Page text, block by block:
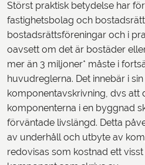
Störst praktisk betydelse har
fastighetsbolag och
bostadsrättsföreningar och i
oavsett om det är bostäder
mer än 3 miljoner* måste i
huvudreglerna. Det innebär i
komponentavskrivning, dvs att
komponenterna i en byggnad
förväntade livslängd. Detta
av underhåll och utbyte av
redovisas som kostnad ett